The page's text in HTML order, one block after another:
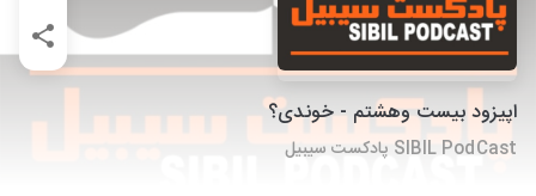
اپیزود بیست وهشتم - خوندی؟
SIBIL PodCast پادکست سیبیل